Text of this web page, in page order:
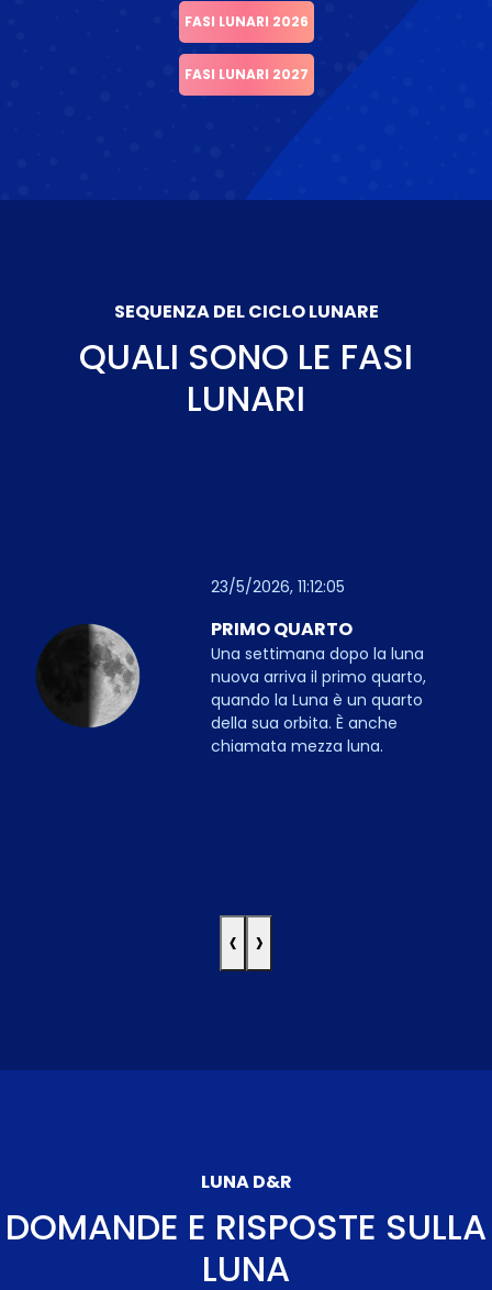
FASI LUNARI 2026
FASI LUNARI 2027
SEQUENZA DEL CICLO LUNARE
QUALI SONO LE FASI
LUNARI
23/5/2026, 11:12:05
PRIMO QUARTO
Una settimana dopo la luna
nuova arriva il primo quarto,
quando la Luna è un quarto
della sua orbita. È anche
chiamata mezza luna.
‹ ›
LUNA D&R
DOMANDE E RISPOSTE SULLA
LUNA